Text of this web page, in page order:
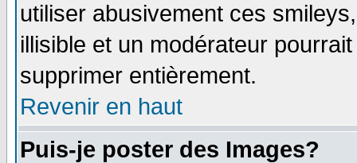
utiliser abusivement ces
illisible et un modérateur
supprimer entièrement.
Revenir en haut
Puis-je poster des Images?